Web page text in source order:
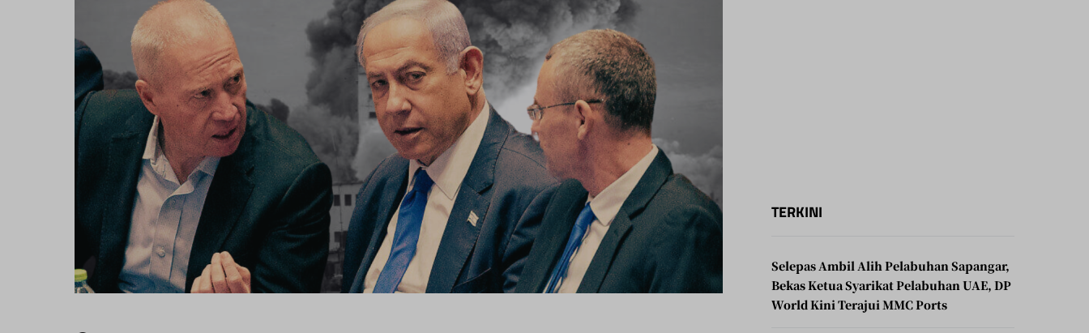
TERKINI
Selepas Ambil Alih Pelabuhan Sapangar,
Bekas Ketua Syarikat Pelabuhan UAE, DP
World Kini Terajui MMC Ports